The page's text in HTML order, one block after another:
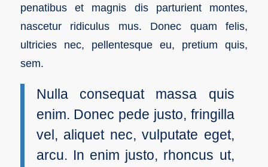
penatibus et magnis dis parturient montes,
nascetur ridiculus mus. Donec quam felis,
ultricies nec, pellentesque eu, pretium quis,
sem.
Nulla consequat massa quis
enim. Donec pede justo, fringilla
vel, aliquet nec, vulputate eget,
arcu. In enim justo, rhoncus ut,